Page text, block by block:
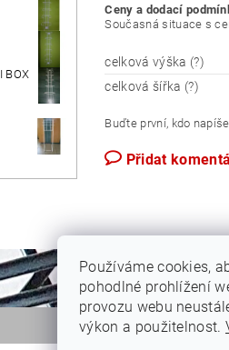
BOX
Ceny a dodací
Současná situace s
celková výška (?)
celková šířka (?)
Buďte první, kdo
Přidat
Používáme cookies,
pohodlné prohlížení
provozu webu
výkon a použitelnost.